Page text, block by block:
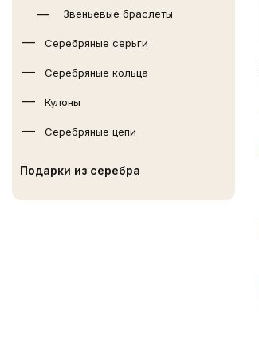
Звеньевые браслеты
Серебряные серьги
Серебряные кольца
Кулоны
Серебряные цепи
Подарки из серебра